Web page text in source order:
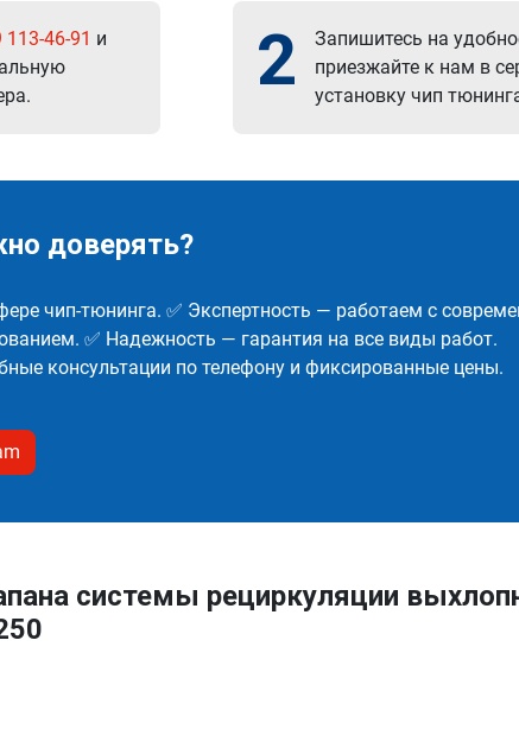
113-46-91 и
2
Запишитесь на
приезжайте к нам в
установку чип
доверять?
чип-тюнинга. ✅ Экспертность — работаем с
✅ Надежность — гарантия на все виды работ.
консультации по телефону и фиксированные цены.
системы рециркуляции